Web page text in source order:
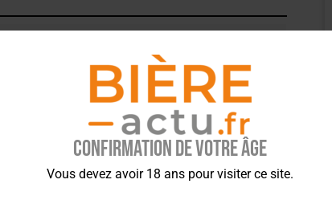
Confirmation de votre âge
Vous devez avoir 18 ans pour visiter ce site.
entre dans l’univers de la bière en 2018 avec
et les brasseurs. En juillet 2020, il lanceBière Actu
à trois voix : journalistes, experts et